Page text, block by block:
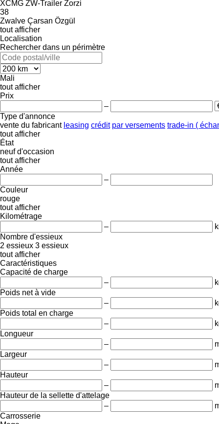
XCMG ZW-Trailer Zorzi
38
Zwalve Çarsan Özgül
tout afficher
Localisation
Rechercher dans un périmètre
Mali
tout afficher
Prix
–
Type d'annonce
vente du fabricant leasing crédit par versements trade-in (
tout afficher
État
neuf d'occasion
tout afficher
Année
–
Couleur
rouge
tout afficher
Kilométrage
–
Nombre d'essieux
2 essieux 3 essieux
tout afficher
Caractéristiques
Capacité de charge
–
Poids net à vide
–
Poids total en charge
–
Longueur
–
Largeur
–
Hauteur
–
Hauteur de la sellette d'attelage
–
Carrosserie